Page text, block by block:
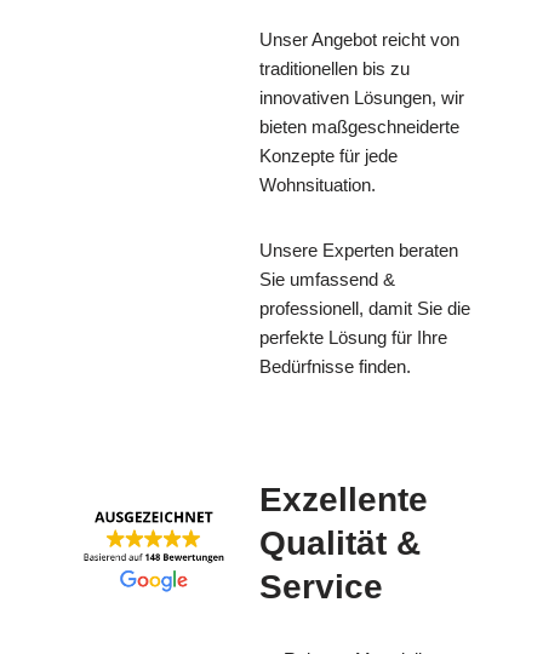
Unser Angebot reicht von
traditionellen bis zu
innovativen Lösungen, wir
bieten maßgeschneiderte
Konzepte für jede
Wohnsituation.
Unsere Experten beraten
Sie umfassend &
professionell, damit Sie die
perfekte Lösung für Ihre
Bedürfnisse finden.
Exzellente
Qualität &
Service